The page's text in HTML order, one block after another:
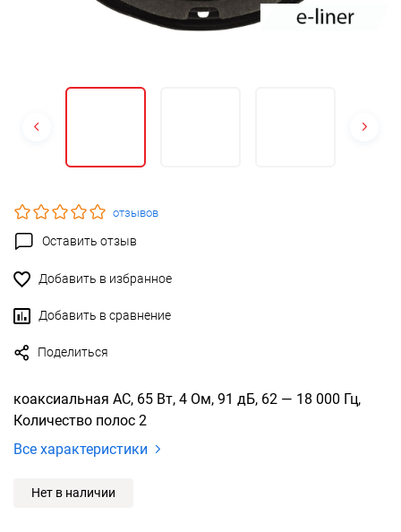
отзывов
Оставить отзыв
Добавить в избранное
Добавить в сравнение
Поделиться
коаксиальная АС, 65 Вт, 4 Ом, 91 дБ, 62 — 18 000 Гц,
Количество полос 2
Все характеристики
Нет в наличии